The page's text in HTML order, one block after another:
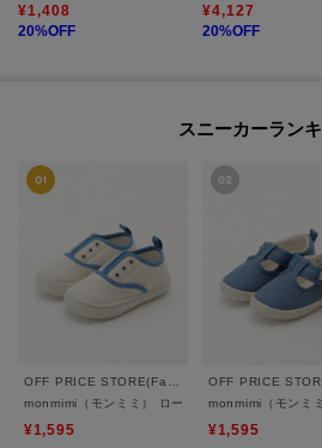
¥1,408
20%OFF
¥4,127
20%OFF
スニーカーラン
OFF PRICE STORE(Fashion Goods)
monmimi（モンミミ） ローカットスリッポンスニ
¥1,595
monmimi（モンミ
¥1,595